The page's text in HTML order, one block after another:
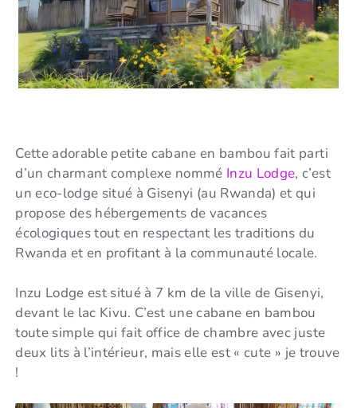
Cette adorable petite cabane en bambou fait parti
d’un charmant complexe nommé Inzu Lodge, c’est
un eco-lodge situé à Gisenyi (au Rwanda) et qui
propose des hébergements de vacances
écologiques tout en respectant les traditions du
Rwanda et en profitant à la communauté locale.
Inzu Lodge est situé à 7 km de la ville de Gisenyi,
devant le lac Kivu. C’est une cabane en bambou
toute simple qui fait office de chambre avec juste
deux lits à l’intérieur, mais elle est « cute » je trouve
!